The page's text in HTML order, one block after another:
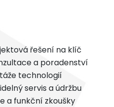
řešení na klíč
a poradenství
technologií
servis a údržbu
a funkční zkoušky